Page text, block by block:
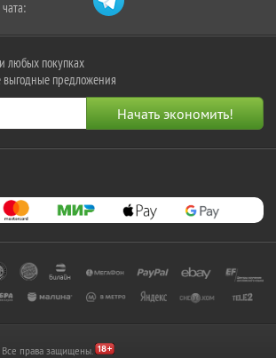
любых покупках
предложения
права защищены.